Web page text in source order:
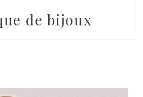
de bijoux